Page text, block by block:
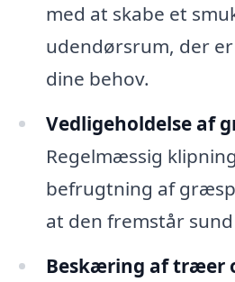
med at skabe et
udendørsrum, der
dine behov.
Vedligeholdelse af
Regelmæssig
befrugtning af
at den fremstår
Beskæring af træer